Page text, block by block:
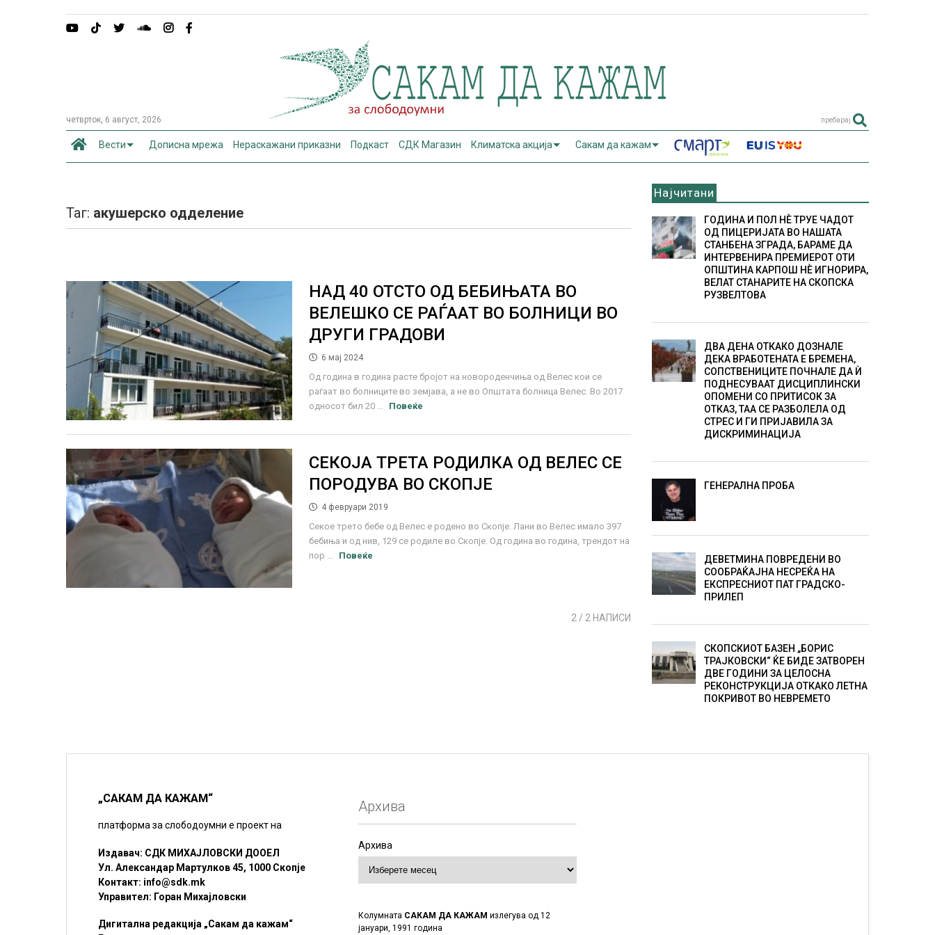
четврток, 6 август, 2026 пребарај
Вести Дописна мрежа Нераскажани приказни Подкаст СДК Магазин Климатска акција Сакам да кажам
Таг: акушерско одделение
НАД 40 ОТСТО ОД БЕБИЊАТА ВО
ВЕЛЕШКО СЕ РАЃААТ ВО БОЛНИЦИ ВО
ДРУГИ ГРАДОВИ
6 мај 2024
Од година в година расте бројот на новороденчиња од Велес кои се
раѓаат во болниците во земјава, а не во Општата болница Велес. Во 2017
односот бил 20 ...
Повеќе
СЕКОЈА ТРЕТА РОДИЛКА ОД ВЕЛЕС СЕ
ПОРОДУВА ВО СКОПЈЕ
4 февруари 2019
Секое трето бебе од Велес е родено во Скопје. Лани во Велес имало 397
бебиња и од нив, 129 се родиле во Скопје. Од година во година, трендот на
пор ...
Повеќе
2 / 2 НАПИСИ
Најчитани
ГОДИНА И ПОЛ НÈ ТРУЕ ЧАДОТ
ОД ПИЦЕРИЈАТА ВО НАШАТА
СТАНБЕНА ЗГРАДА, БАРАМЕ ДА
ИНТЕРВЕНИРА ПРЕМИЕРОТ ОТИ
ОПШТИНА КАРПОШ НÈ ИГНОРИРА,
ВЕЛАТ СТАНАРИТЕ НА СКОПСКА
РУЗВЕЛТОВА
ДВА ДЕНА ОТКАКО ДОЗНАЛЕ
ДЕКА ВРАБОТЕНАТА Е БРЕМЕНА,
СОПСТВЕНИЦИТЕ ПОЧНАЛЕ ДА Ѝ
ПОДНЕСУВААТ ДИСЦИПЛИНСКИ
ОПОМЕНИ СО ПРИТИСОК ЗА
ОТКАЗ, ТАА СЕ РАЗБОЛЕЛА ОД
СТРЕС И ГИ ПРИЈАВИЛА ЗА
ДИСКРИМИНАЦИЈА
ГЕНЕРАЛНА ПРОБА
ДЕВЕТМИНА ПОВРЕДЕНИ ВО
СООБРАЌАЈНА НЕСРЕЌА НА
ЕКСПРЕСНИОТ ПАТ ГРАДСКО-
ПРИЛЕП
СКОПСКИОТ БАЗЕН „БОРИС
ТРАЈКОВСКИ“ ЌЕ БИДЕ ЗАТВОРЕН
ДВЕ ГОДИНИ ЗА ЦЕЛОСНА
РЕКОНСТРУКЦИЈА ОТКАКО ЛЕТНА
ПОКРИВОТ ВО НЕВРЕМЕТО
„САКАМ ДА КАЖАМ“
платформа за слободоумни е проект на
Издавач: СДК МИХАЈЛОВСКИ ДООЕЛ
Ул. Александар Мартулков 45, 1000 Скопје
Контакт: info@sdk.mk
Управител: Горан Михајловски
Дигитална редакција „Сакам да кажам“
Архива
Архива
Колумната САКАМ ДА КАЖАМ излегува од 12
јануари, 1991 година